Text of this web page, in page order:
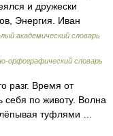
и дружески
Энергия. Иван
академический словарь
орфографический словарь
разг. Время от
по животу. Волна
туфлями …